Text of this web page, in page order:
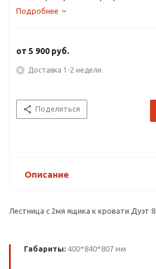
Подробнее
от 5 900 руб.
Доставка 1-2 недели.
Поделиться
Описание
Лестница с 2мя ящика к кровати Дуэт 8
Габариты: 400*840*807 мм